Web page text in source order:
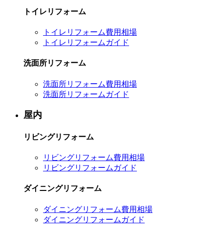
トイレリフォーム
トイレリフォーム費用相場
トイレリフォームガイド
洗面所リフォーム
洗面所リフォーム費用相場
洗面所リフォームガイド
屋内
リビングリフォーム
リビングリフォーム費用相場
リビングリフォームガイド
ダイニングリフォーム
ダイニングリフォーム費用相場
ダイニングリフォームガイド